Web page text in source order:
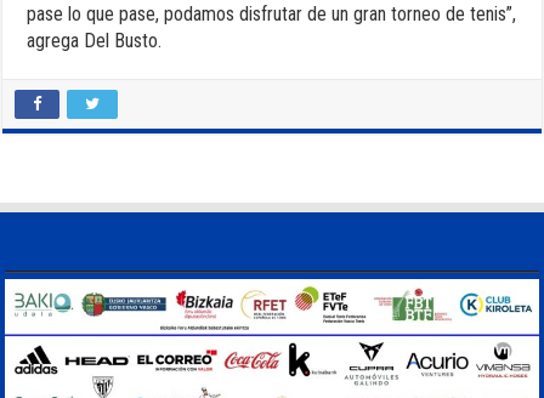
pase lo que pase, podamos disfrutar de un gran torneo de tenis”,
agrega Del Busto.